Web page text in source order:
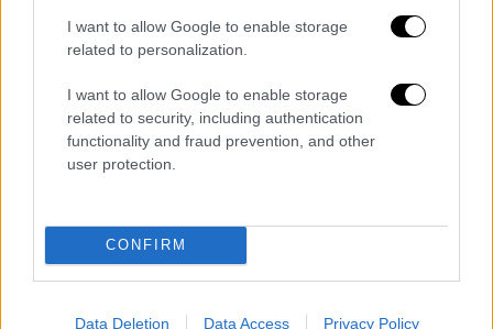
I want to allow Google to enable storage
related to personalization.
I want to allow Google to enable storage
related to security, including authentication
functionality and fraud prevention, and other
user protection.
CONFIRM
Data Deletion Data Access Privacy Policy
Λεκλέρκ – Ferrari
Νόρις – McLaren
Ράσελ – Mercedes
Χάμιλτον – Ferrari
Πιάστρι – McLaren
Κολαπίντο – Alpine
Γκασλί – Alpine
Βαθμολογία Οδηγών